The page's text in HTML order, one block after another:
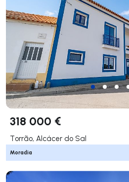
318 000 €
Torrão, Alcácer do Sal
Moradia